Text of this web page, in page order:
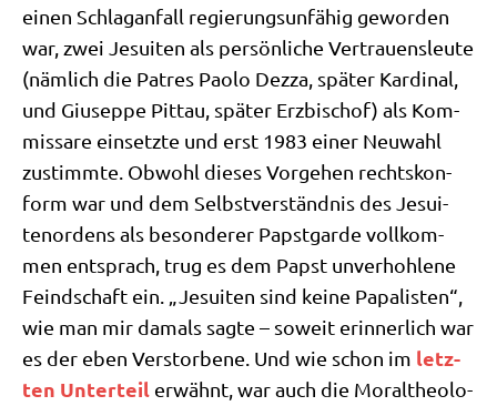
einen Schlag­an­fall regie­rungs­un­fä­hig gewor­den
war, zwei Jesui­ten als per­sön­li­che Ver­trau­ens­leu­te
(näm­lich die Patres Pao­lo Dez­za, spä­ter Kar­di­nal,
und Giu­sep­pe Pit­tau, spä­ter Erz­bi­schof) als Kom­
mis­sa­re ein­setz­te und erst 1983 einer Neu­wahl
zustimm­te. Obwohl die­ses Vor­ge­hen rechts­kon­
form war und dem Selbst­ver­ständ­nis des Jesui­
ten­or­dens als beson­de­rer Papst­gar­de voll­kom­
men ent­sprach, trug es dem Papst unver­hoh­le­ne
Feind­schaft ein. „Jesui­ten sind kei­ne Papa­li­sten“,
wie man mir damals sag­te – soweit erin­ner­lich war
es der eben Ver­stor­be­ne. Und wie schon im letz­
ten Unter­teil erwähnt, war auch die Moral­theo­lo­